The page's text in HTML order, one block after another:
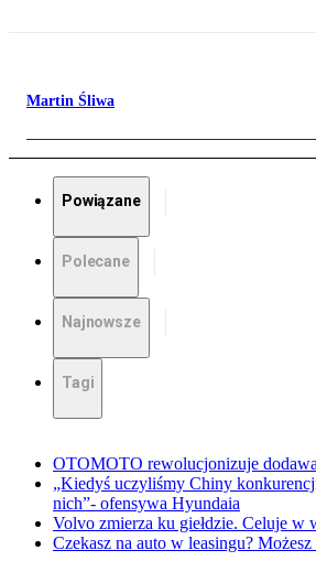
Martin Śliwa
Powiązane
Polecane
Najnowsze
Tagi
OTOMOTO rewolucjonizuje
„Kiedyś uczyliśmy Chiny
nich”- ofensywa Hyundaia
Volvo zmierza ku giełdzie. Celuje w
Czekasz na auto w leasingu?